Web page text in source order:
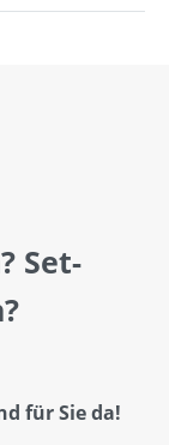
Set-
für Sie da!